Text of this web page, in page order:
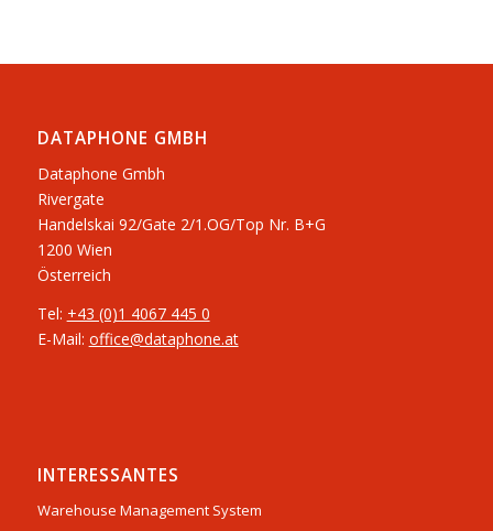
DATAPHONE GMBH
Dataphone Gmbh
Rivergate
​Handelskai 92/Gate 2/1.OG/Top Nr. B+G
1200 Wien
Österreich
Tel: +43 (0)1 4067 445 0
E-Mail: office@dataphone.at
INTERESSANTES
Warehouse Management System